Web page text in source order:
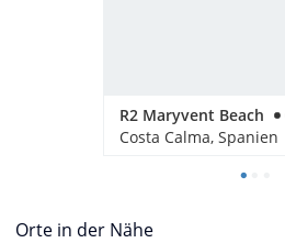
R2 Maryvent Beach
Costa Calma, Spanien
Orte in der Nähe